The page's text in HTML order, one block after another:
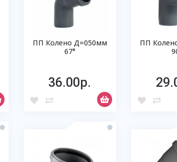
ПП Колено Д=050мм
67°
36.00р.
ПП